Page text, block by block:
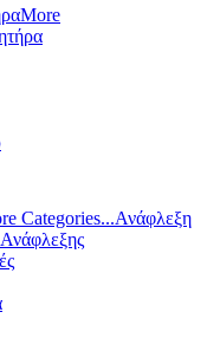
More
Categories...Ανάφλεξη